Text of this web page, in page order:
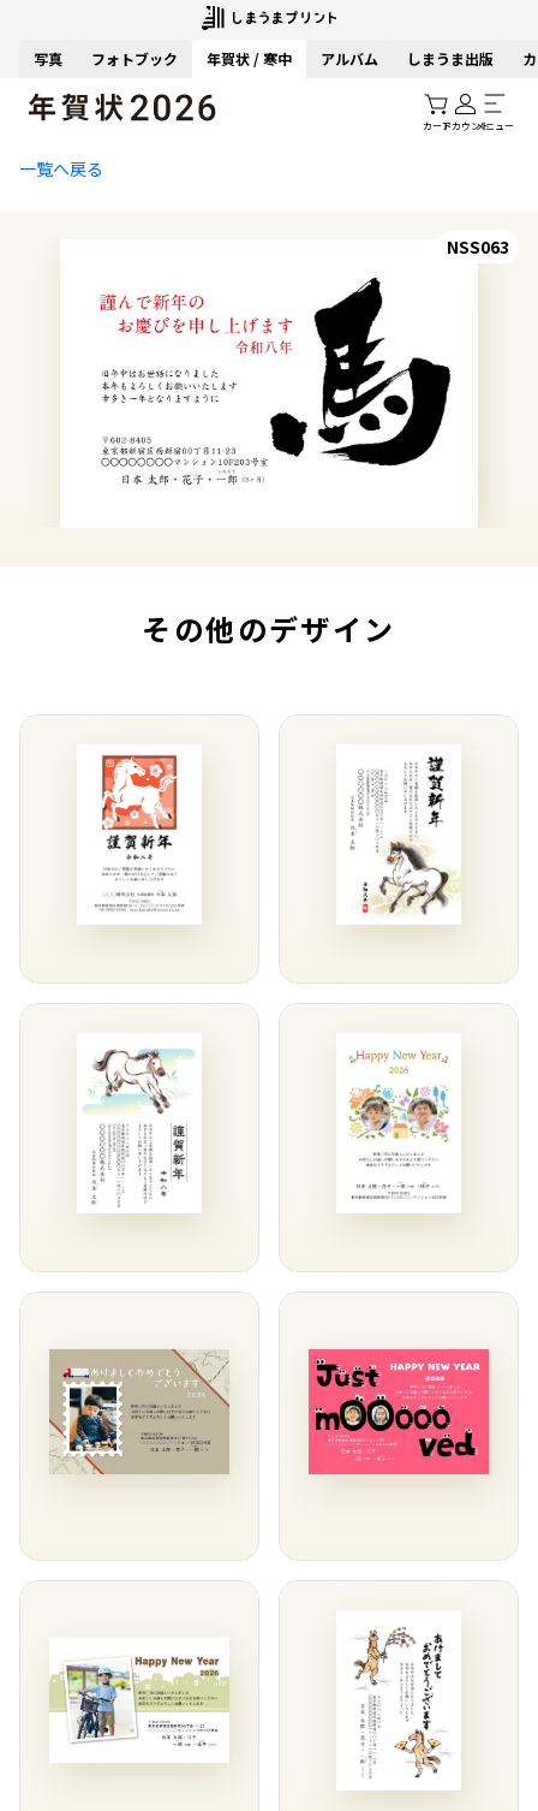
写真 フォトブック 年賀状 / 寒中 アルバム しまうま出版
カートアカウントメニュー
一覧へ戻る
NSS063
その他のデザイン